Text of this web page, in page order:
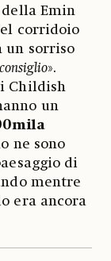
della Emin
corridoio
un sorriso
».
Childish
un
ne sono
di
mentre
era ancora